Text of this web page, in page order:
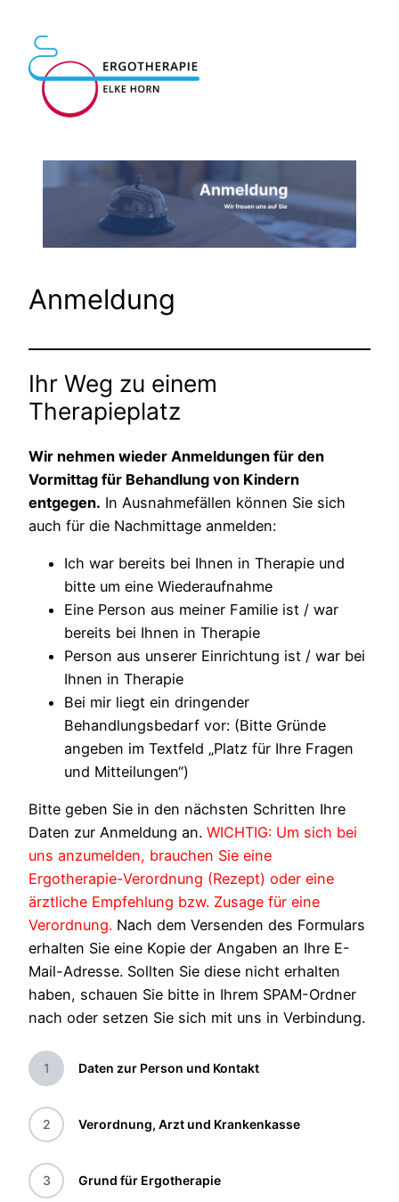
Inhalt
springen
Anmeldung
Ihr Weg zu einem
Therapieplatz
Wir nehmen wieder Anmeldungen für den
Vormittag für Behandlung von Kindern
entgegen. In Ausnahmefällen können Sie sich
auch für die Nachmittage anmelden:
Ich war bereits bei Ihnen in Therapie und
bitte um eine Wiederaufnahme
Eine Person aus meiner Familie ist / war
bereits bei Ihnen in Therapie
Person aus unserer Einrichtung ist / war bei
Ihnen in Therapie
Bei mir liegt ein dringender
Behandlungsbedarf vor: (Bitte Gründe
angeben im Textfeld „Platz für Ihre Fragen
und Mitteilungen“)
Bitte geben Sie in den nächsten Schritten Ihre
Daten zur Anmeldung an. WICHTIG: Um sich bei
uns anzumelden, brauchen Sie eine
Ergotherapie-Verordnung (Rezept) oder eine
ärztliche Empfehlung bzw. Zusage für eine
Verordnung. Nach dem Versenden des Formulars
erhalten Sie eine Kopie der Angaben an Ihre E-
Mail-Adresse. Sollten Sie diese nicht erhalten
haben, schauen Sie bitte in Ihrem SPAM-Ordner
nach oder setzen Sie sich mit uns in Verbindung.
1 Daten zur Person und Kontakt
2 Verordnung, Arzt und Krankenkasse
3 Grund für Ergotherapie